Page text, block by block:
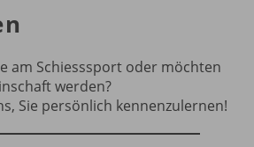
am Schiesssport oder möchten
werden?
Sie persönlich kennenzulernen!